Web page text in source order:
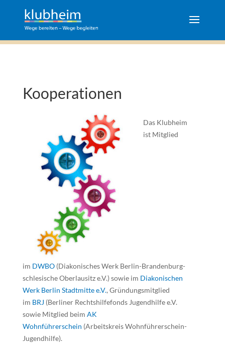
Kooperationen
Das Klubheim
ist Mitglied
im DWBO(Diakonisches Werk Berlin-Brandenburg-
schlesische Oberlausitz e.V.) sowie im Diakonischen
Werk Berlin Stadtmitte e.V., Gründungsmitglied
im BRJ (Berliner Rechtshilfefonds Jugendhilfe e.V.
sowie Mitglied beim AK
Wohnführerschein (Arbeitskreis Wohnführerschein-
Jugendhilfe).